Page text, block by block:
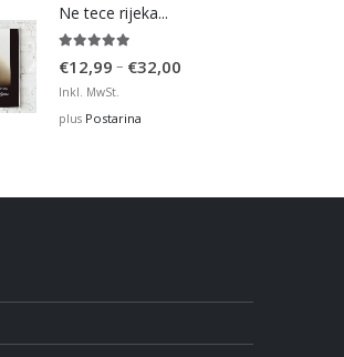
Ne tece rijeka...
€12,99 – €32,00
Inkl. MwSt.
plus Postarina